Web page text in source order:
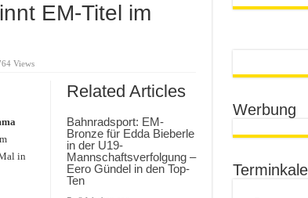
EM-Titel im
Views
Related Articles
Bahnradsport: EM-
Bronze für Edda Bieberle
in der U19-
Mannschaftsverfolgung –
Eero Gündel in den Top-
Ten
in
Werbung